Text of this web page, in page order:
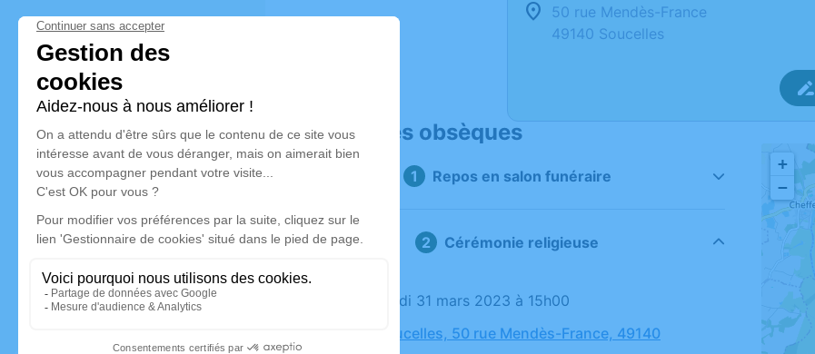
50 rue Mendès-France
49140 Soucelles
Déroulé des obsèques
Repos en salon funéraire
Cérémonie religieuse
Le vendredi 31 mars 2023 à 15h00
Église Soucelles, 50 rue Mendès-France, 49140
+
−